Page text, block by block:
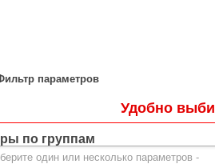
параметров
Удобно
по группам